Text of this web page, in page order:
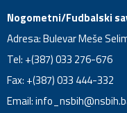
Nogometni/Fudbalski
Adresa: Bulevar Meše
Tel: +(387) 033 276-676
Fax: +(387) 033 444-332
Email: